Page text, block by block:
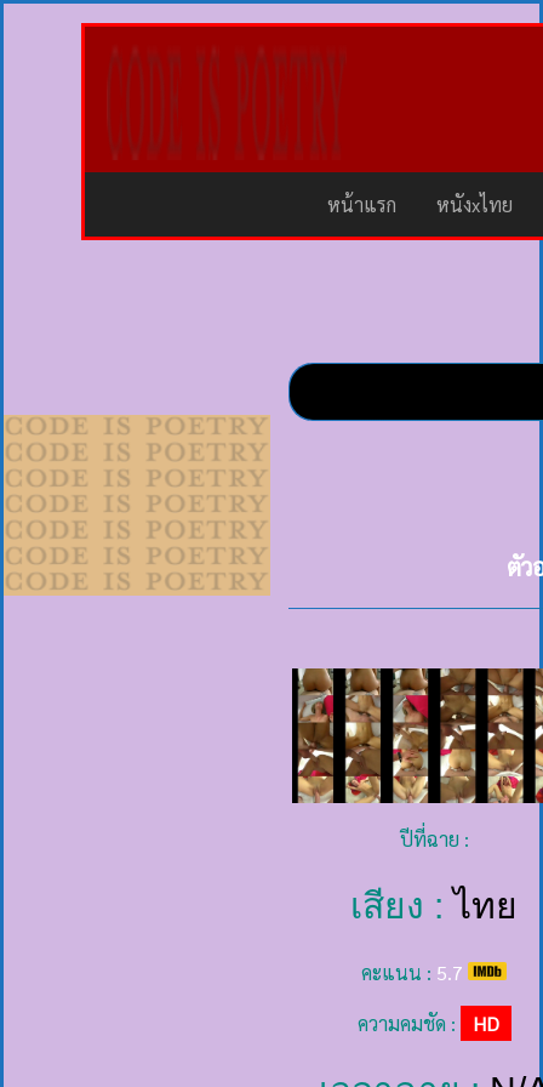
หน้าแรก หนังxไทย
ตัว
ปีที่ฉาย :
เสียง :ไทย
คะแนน : 5.7
ความคมชัด :
HD